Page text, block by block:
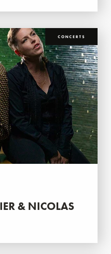
CONCERTS
& NICOLAS